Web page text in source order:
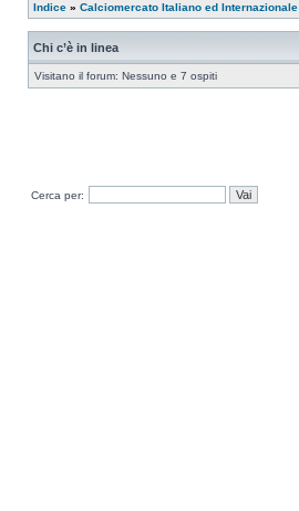
Indice » Calciomercato Italiano ed Internazionale
Chi c’è in linea
Visitano il forum: Nessuno e 7 ospiti
Cerca per: